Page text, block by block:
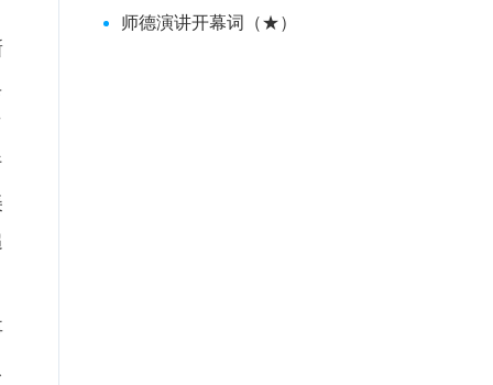
师德演讲开幕词（★）